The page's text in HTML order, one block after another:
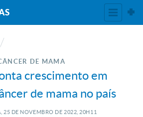
DE MAMA
crescimento em
de mama no país
25 DE NOVEMBRO DE 2022, 20H11